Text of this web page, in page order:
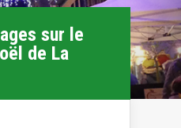
sur le
de La